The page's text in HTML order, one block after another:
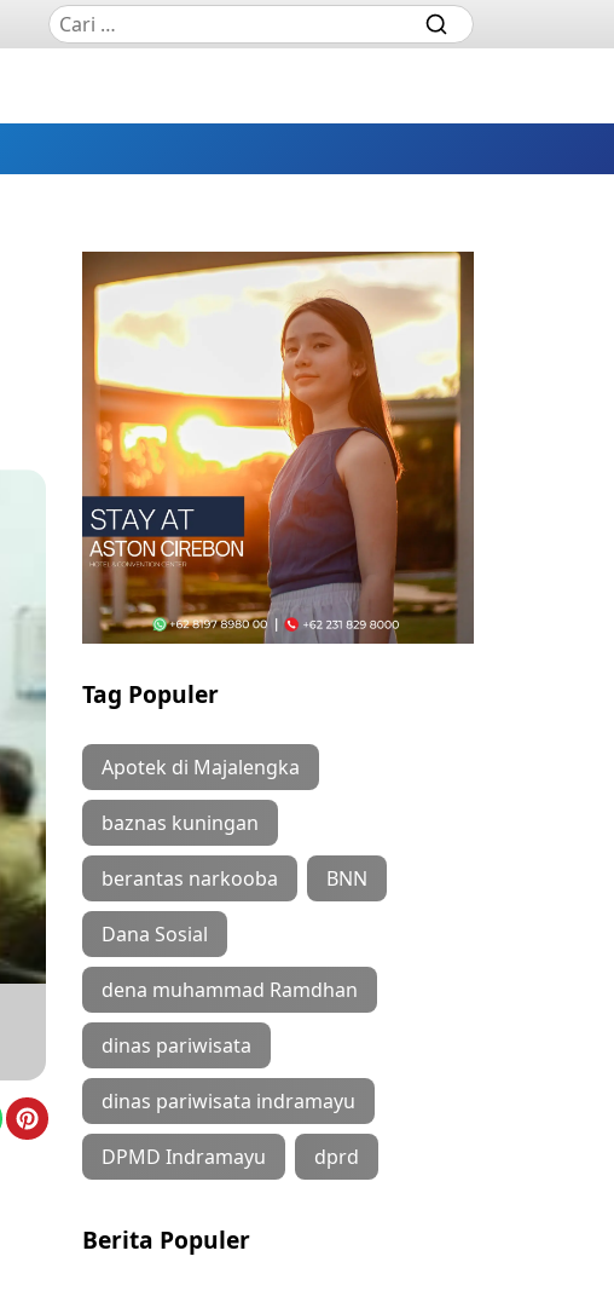
Tag Populer
Apotek di Majalengka
baznas kuningan
berantas narkooba BNN
Dana Sosial
dena muhammad Ramdhan
dinas pariwisata
dinas pariwisata indramayu
DPMD Indramayu dprd
Berita Populer